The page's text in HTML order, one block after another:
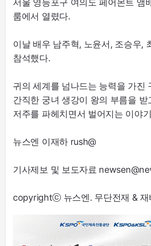
서울 영등포구 여의도 페어몬트 앰
룸에서 열렸다.
이날 배우 남주혁, 노윤서, 조승우,
참석했다.
귀의 세계를 넘나드는 능력을 가진
간직한 궁녀 생강이 왕의 부름을 받
저주를 파헤치면서 벌어지는 이야
뉴스엔 이재하 rush@
기사제보 및 보도자료
copyrightⓒ 뉴스엔. 무단전재 & 재